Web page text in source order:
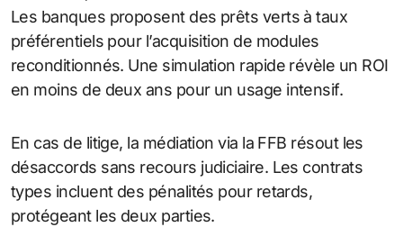
Les banques proposent des prêts verts à taux
préférentiels pour l’acquisition de modules
reconditionnés. Une simulation rapide révèle un ROI
en moins de deux ans pour un usage intensif.
En cas de litige, la médiation via la FFB résout les
désaccords sans recours judiciaire. Les contrats
types incluent des pénalités pour retards,
protégeant les deux parties.